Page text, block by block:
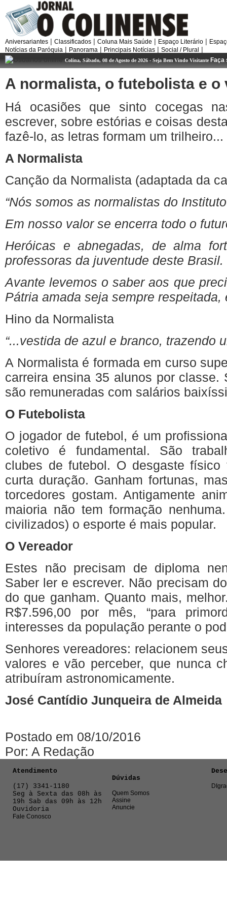
Aniversariantes | Classificados | Coluna Mais Saúde | Espaço Literário |
Notícias da Paróquia | Panorama | Principais Notícias | Social / Plural |
Colina, Sábado, 08 de Agosto de 2026 - Seja Bem Vindo Visitante Faça
A normalista, o futebolista e o
Há ocasiões que sinto cocegas
escrever, sobre estórias e coisas
fazê-lo, as letras formam um trilheiro...
A Normalista
Canção da Normalista (adaptada da
“Nós somos as normalistas do Instituto
Em nosso valor se encerra todo o
Heróicas eabnegadas, de alma
professoras da juventude deste Brasil.
Avante levemos o saberaos que
Pátria amada seja sempre respeitada,
Hino da Normalista
“...vestida de azul e branco, trazendo
A Normalista é formadaem curso
carreira ensina35 alunos por classe.
são remuneradas com salários
O Futebolista
O jogadorde futebol, é um
coletivo
é fundamental. São
clubes defutebol. O desgaste físico
curta duração. Ganham fortunas,
torcedores gostam. Antigamente
maioria não tem formação nenhuma
civilizados) o esporte é mais popular.
O Vereador
Estes não precisam de diploma
Saber ler e escrever. Não precisam
do que ganham. Quanto mais, melhor
R$7.596,00 por mês, “para
interesses da população perante o
Senhores vereadores: relacionem
valores evão perceber, que nunca
atribuíram astronomicamente.
José Cantídio Junqueira de Almeida
Postado em 08/10/2016
Por: A Redação
Atendimento
(17) 3341-1180
Seg à Sexta das 08h às
19h Sab das 09h às 12h
Ouvidoria
Fale Conosco
Dúvidas
Quem Somos
Assine
Anuncie